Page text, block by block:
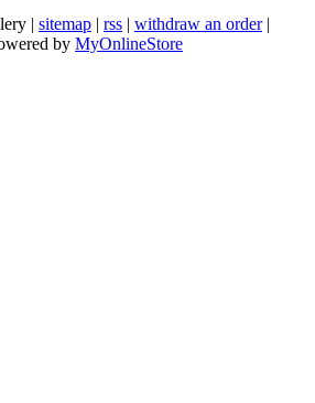
| sitemap | rss | withdraw an order|
by MyOnlineStore